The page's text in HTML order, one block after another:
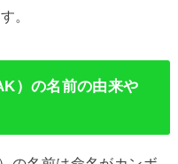
。
）の名前の由来や